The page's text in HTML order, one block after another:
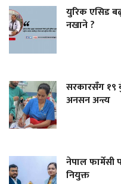
युरिक एसिड
नखाने ?
सरकारसँग १९
अनसन अन्त्य
नेपाल फार्मेसी
नियुक्त